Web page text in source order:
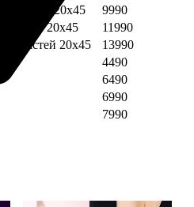
частей 20х45
9990
частей 20х45
11990
частей 20х45
13990
4490
6490
6990
7990